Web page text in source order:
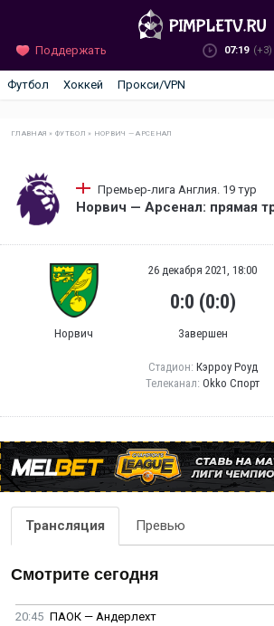
Поддержать 07:19 (+3)
Футбол Хоккей Прокси/VPN
ГЛАВНАЯ »ФУТБОЛ » НОРВИЧ — АРСЕНАЛ
Премьер-лига Англия. 19 тур
Норвич — Арсенал: прямая
Норвич
26 декабря 2021, 18:00
0:0 (0:0)
Завершен
Стадион: Кэрроу Роуд
Телеканал: Okko Спорт
Трансляция Превью
Смотрите сегодня
20:45 ПАОК — Андерлехт